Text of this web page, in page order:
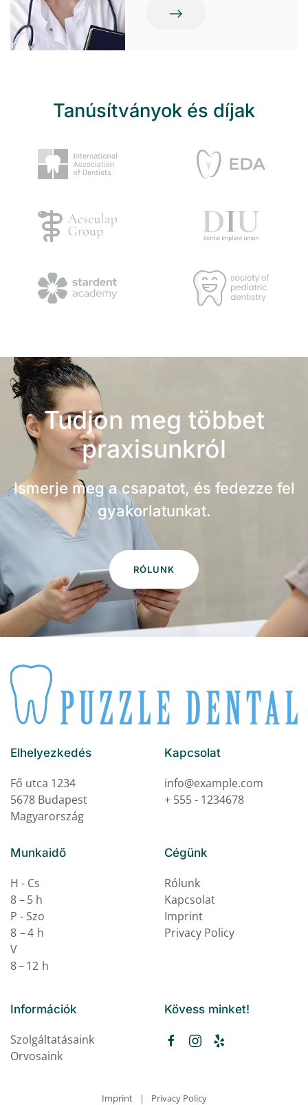
Tanúsítványok és díjak
Tudjon meg többet
praxisunkról
Ismerje meg a csapatot, és fedezze fel
gyakorlatunkat.
RÓLUNK
Elhelyezkedés
Fő utca 1234
5678 Budapest
Magyarország
Kapcsolat
info@example.com
+ 555 - 1234678
Munkaidő
H - Cs
8 – 5 h
P - Szo
8 – 4 h
V
8 – 12 h
Cégünk
Rólunk
Kapcsolat
Imprint
Privacy Policy
Információk
Szolgáltatásaink
Orvosaink
Kövess minket!
Imprint | Privacy Policy